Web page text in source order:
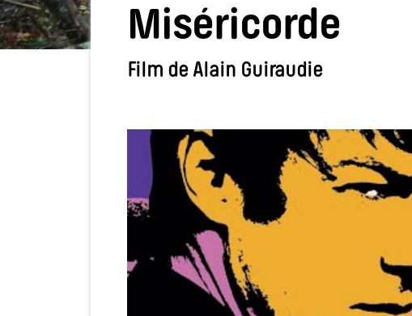
Miséricorde
Film de Alain Guiraudie